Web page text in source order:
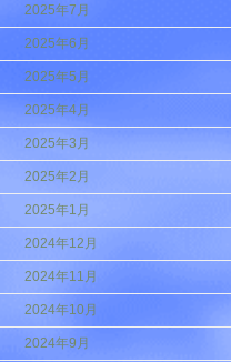
2025年7月
2025年6月
2025年5月
2025年4月
2025年3月
2025年2月
2025年1月
2024年12月
2024年11月
2024年10月
2024年9月